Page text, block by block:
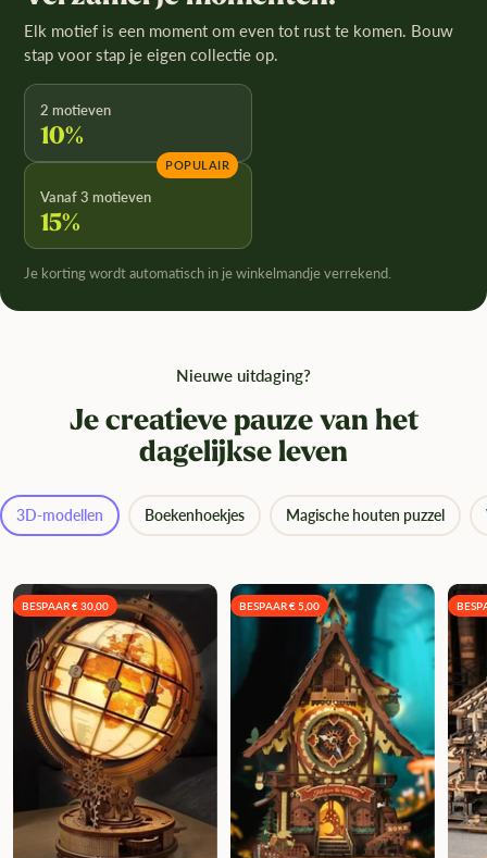
Elk motief is een moment om even tot rust te komen. Bouw
stap voor stap je eigen collectie op.
2 motieven
10%
POPULAIR
Vanaf 3 motieven
15%
Je korting wordt automatisch in je winkelmandje verrekend.
Nieuwe uitdaging?
Je creatieve pauze van het
dagelijkse leven
3D-modellen Boekenhoekjes Magische houten puzzel
BESPAAR € 30,00 BESPAAR € 5,00